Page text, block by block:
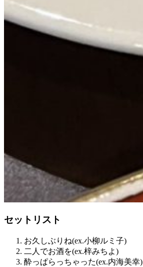
セットリスト
お久しぶりね(ex.小柳ルミ子)
二人でお酒を(ex.梓みちよ)
酔っぱらっちゃった(ex.内海美幸)